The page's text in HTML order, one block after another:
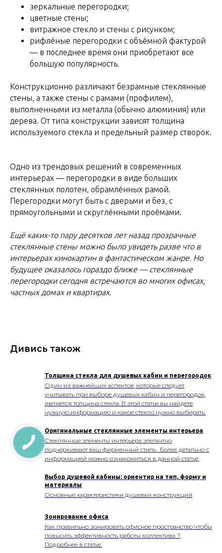
зеркальные перегородки;
цветные стены;
витражное стекло и стены с рисунком;
рифлёные перегородки с объёмной фактурой
— в последнее время они приобретают все
большую популярность.
Конструкционно различают безрамные стеклянные
стены, а также стены с рамами (профилем),
выполненными из металла (обычно алюминия) или
дерева. От типа конструкции зависят толщина
используемого стекла и предельный размер створок.
Одно из трендовых решений в современных
интерьерах — перегородки в виде больших
стеклянных полотен, обрамлённых рамой.
Перегородки могут быть с дверьми и без, с
прямоугольными и скруглёнными проёмами.
Ещё каких-то пару десятков лет назад прозрачные
стеклянные стены можно было увидеть разве что в
интерьерах кинокартин в фантастическом жанре. Но
будущее оказалось гораздо ближе — стеклянные
перегородки сегодня встречаются во многих офисах,
частных домах и квартирах.
Дивись також
Толщина стекла для душевых кабин и перегородок
Один из важнейших аспектов, которые следует
учитывать при выборе душевых кабин и перегородок,
является толщина стекла. В этой статье вы найдете
нужную информацию и какое стекло нужно выбирать.
Оригинальные стеклянные элементы интерьера
Стеклянные элементы интерьера элегантно
подчеркивают ваш фирменный стиль . Более детально с
информацией можно ознакомиться в данной статье.
Выбор душевой кабины: ориентир на тип, форму и
материалы
Основные характеристики душевых конструкций
Зонирование офиса
Как правильно зонировать офисное пространство чтобы
повысить эффективность работы коллектива ?
Подробнее в статье.